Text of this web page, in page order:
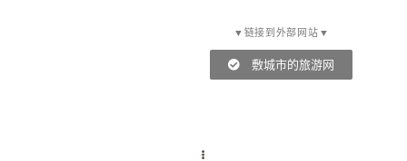
▼链接到外部网站▼
敷城市的旅游网